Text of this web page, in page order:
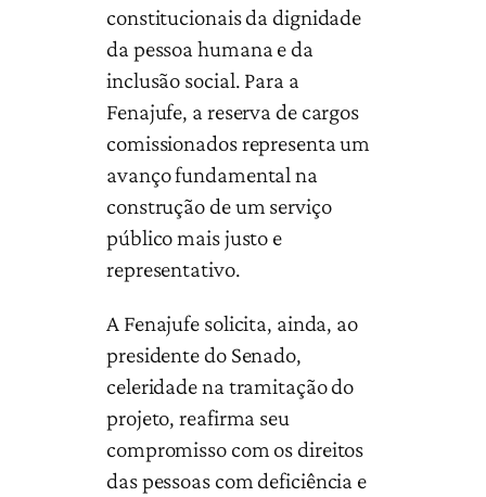
constitucionais da dignidade
da pessoa humana e da
inclusão social. Para a
Fenajufe, a reserva de cargos
comissionados representa um
avanço fundamental na
construção de um serviço
público mais justo e
representativo.
A Fenajufe solicita, ainda, ao
presidente do Senado,
celeridade na tramitação do
projeto, reafirma seu
compromisso com os direitos
das pessoas com deficiência e